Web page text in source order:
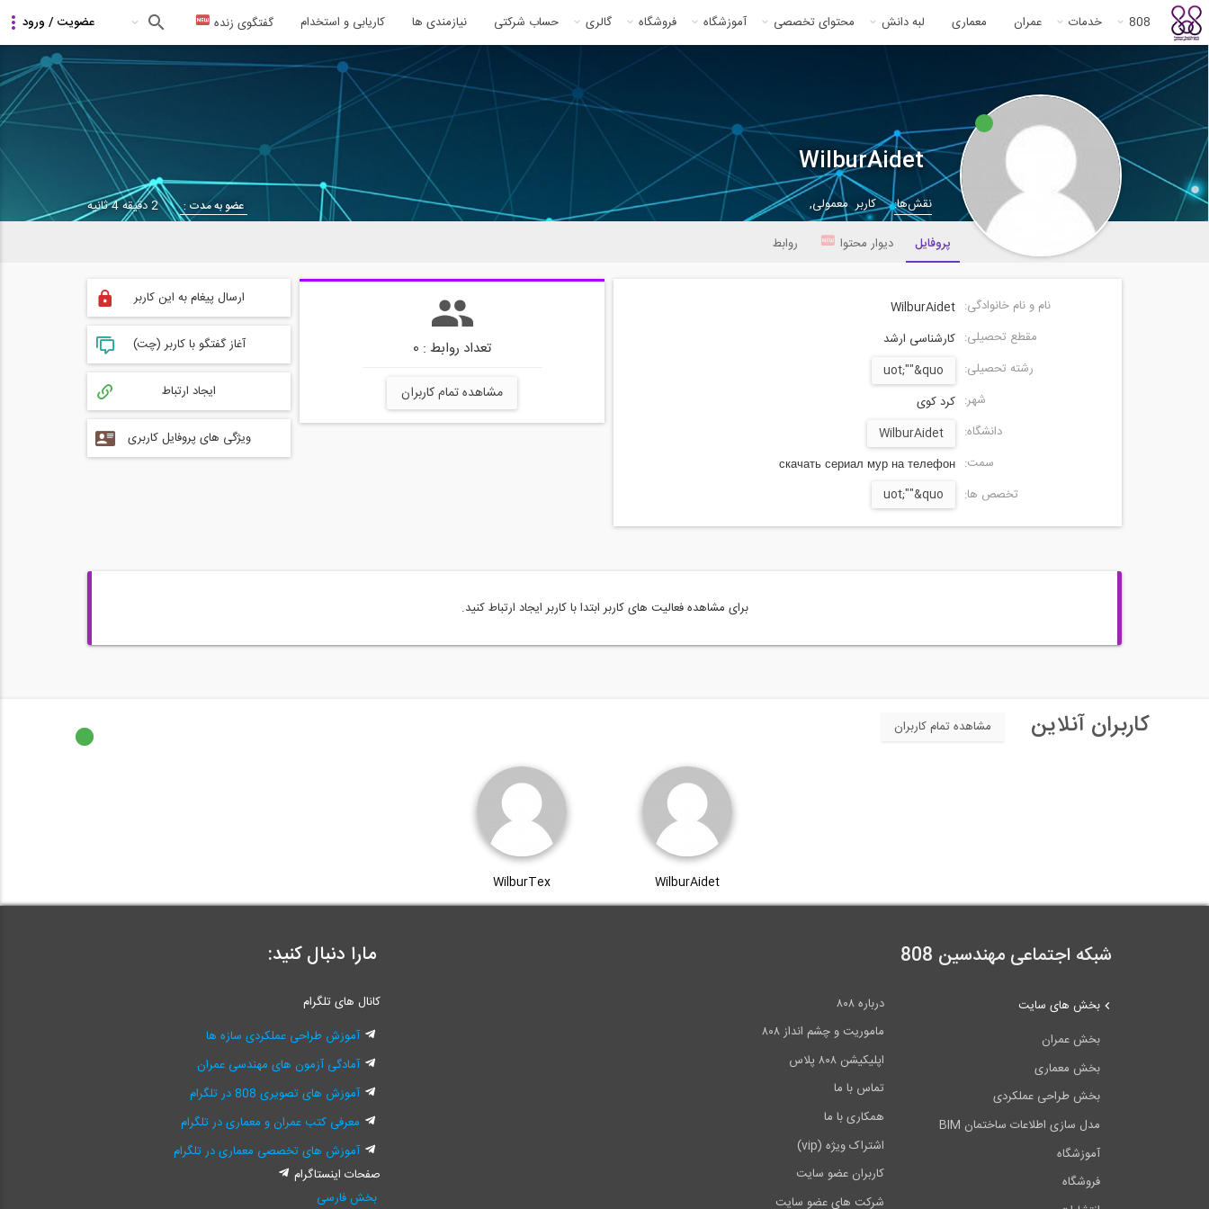
808 خدمات عمران معماری لبه دانش محتوای تخصصی آموزشگاه فروشگاه گالری حساب شرکتی نیازمندی ها کاریابی و استخدام گفتگوی زنده
WilburAidet
نقش‌ها: کاربر معمولی, عضو به مدت :
2 دقیقه 4 ثانیه
پروفایل
دیوار محتوا روابط
نام و نام خانوادگی: WilburAidet
مقطع تحصیلی: کارشناسی ارشد
رشته تحصیلی:
uot;""&quo
شهر: کرد کوی
دانشگاه:
WilburAidet
سمت: скачать сериал мур на телефон
تخصص ها:
uot;""&quo
تعداد روابط : 0
مشاهده تمام کاربران
ارسال پیغام به این کاربر
آغاز گفتگو با کاربر (چت)
ایجاد ارتباط
ویژگی های پروفایل کاربری
برای مشاهده فعالیت های کاربر ابتدا با کاربر ایجاد ارتباط کنید.
کاربران آنلاین مشاهده تمام کاربران
WilburAidet
WilburTex
شبکه اجتماعی مهندسین 808
درباره ۸۰۸
ماموریت و چشم انداز ۸۰۸
اپلیکیشن ۸۰۸ پلاس
تماس با ما
همکاری با ما
اشتراک ویژه (vip)
کاربران عضو سایت
شرکت های عضو سایت
بخش های سایت
بخش عمران
بخش معماری
بخش طراحی عملکردی
مدل سازی اطلاعات ساختمان BIM
آموزشگاه
فروشگاه
مارا دنبال کنید:
کانال های تلگرام
آموزش طراحی عملکردی سازه ها
آمادگی آزمون های مهندسی عمران
آموزش های تصویری 808 در تلگرام
معرفی کتب عمران و معماری در تلگرام
آموزش های تخصصی معماری در تلگرام
صفحات اینستاگرام
بخش فارسی